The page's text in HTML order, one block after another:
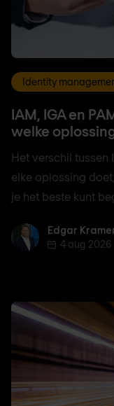
Identity
IAM, IGA en
welke
Het verschil tussen
elke oplossing
je het beste kunt
Edgar Kramer
Edgar
4 aug 2026